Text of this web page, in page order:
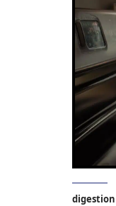
digestion